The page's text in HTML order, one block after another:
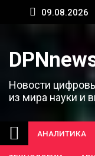
Перейти
09.08.2026
Новости
из мира науки и
АНАЛИТИКА